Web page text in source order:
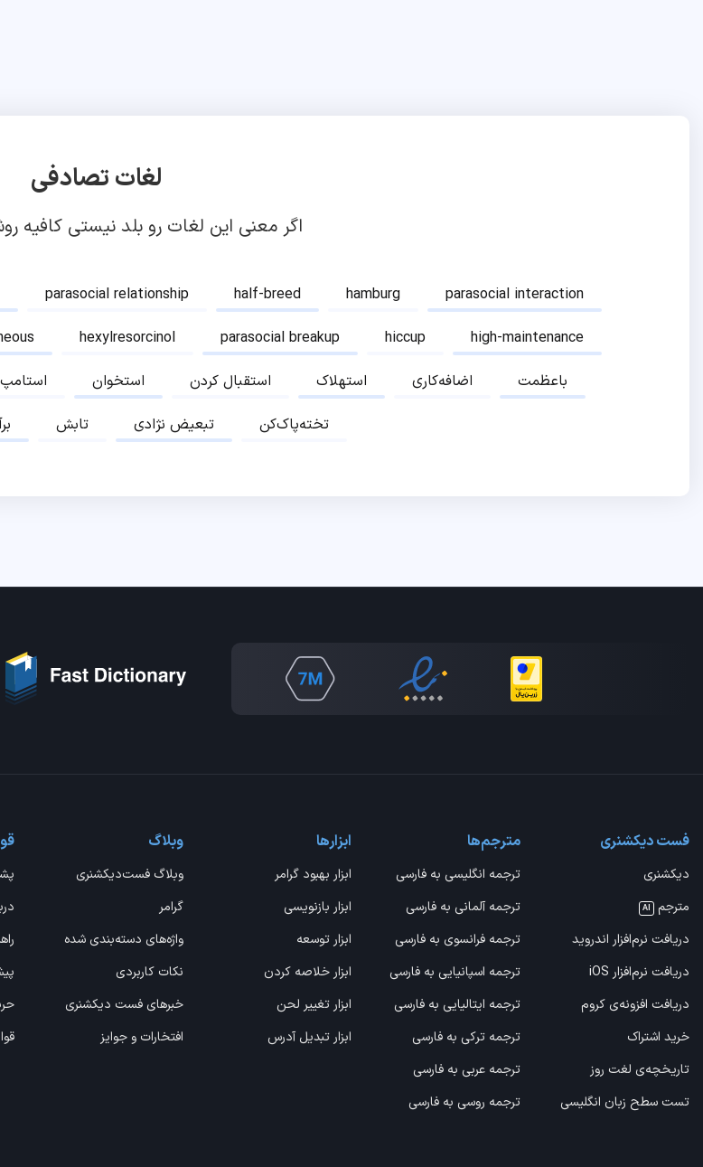
لغات تصادفی
اگر معنی این لغات رو بلد نیستی کافیه
parasocial relationship half-breed hamburg
parasocial interaction
hexylresorcinol parasocial breakup hiccup
high-maintenance
استامپ استخوان استقبال کردن استهلاک اضافه‌کاری
باعظمت
تابش تبعیض نژادی تخته‌پاک‌کن
فست دیکشنری
دیکشنری
مترجم
AI
دریافت نرم‌افزار اندروید
دریافت نرم‌افزار iOS
دریافت افزونه‌ی کروم
خرید اشتراک
تاریخچه‌ی لغت روز
تست سطح زبان انگلیسی
مترجم‌ها
ترجمه انگلیسی به فارسی
ترجمه آلمانی به فارسی
ترجمه فرانسوی به فارسی
ترجمه اسپانیایی به فارسی
ترجمه ایتالیایی به فارسی
ترجمه ترکی به فارسی
ترجمه عربی به فارسی
ترجمه روسی به فارسی
ابزارها
ابزار بهبود گرامر
ابزار بازنویسی
ابزار توسعه
ابزار خلاصه کردن
ابزار تغییر لحن
ابزار تبدیل آدرس
وبلاگ
وبلاگ فست‌دیکشنری
گرامر
واژه‌های دسته‌بندی شده
نکات کاربردی
خبرهای فست دیکشنری
افتخارات و جوایز